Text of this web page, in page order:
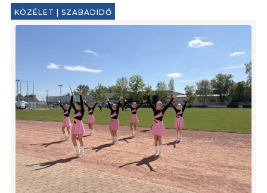
KÖZÉLET SZABADIDŐ